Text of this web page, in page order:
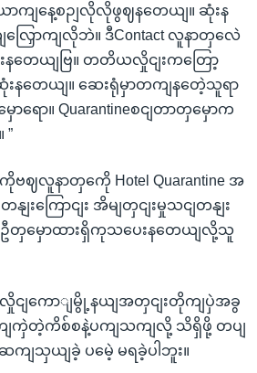
ကျနေ့စဉျလိုလိုဖွဈနတေယျ။ ဆုံးန
ြှောကျလိုဘဲ။ ဒီContact လူနာတှလေဲ
တေယျဗြ။ တတိယလှိုငျးကတြော့
ဆုံးနတေယျ။ ဆေးရုံမှာတကျနတေဲ့သူရာ
ောရော။ Quarantineစငျတာတှမှောက
”
ဗဈလူနာတှကေို Hotel Quarantine အ
ျးကြောငျး အိမျတှငျးမှုသငျတနျး
ဦတှမှောထားရှိကုသပေးနတေယျလို့သူ
ငျကောျမွို့နယျအတှငျးတိုကျပှဲအခွ
ကျကှဲတဲ့ကိစ်စနဲ့ပကျသကျလို့ သိရှိဖို့ တပျ
ျသှယျခဲ့ ပမေဲ့ မရခဲ့ပါဘူး။